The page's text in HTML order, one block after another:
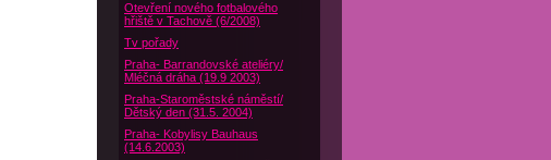
Otevření nového fotbalového
hřiště v Tachově (6/2008)
Tv pořady
Praha- Barrandovské ateliéry/
Mléčná dráha (19.9 2003)
Praha-Staroměstské náměstí/
Dětský den (31.5. 2004)
Praha- Kobylisy Bauhaus
(14.6.2003)